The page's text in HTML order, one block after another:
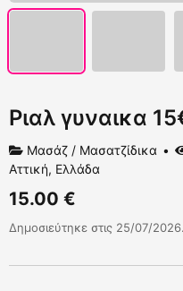
Ριαλ γυναικα
Μασάζ / Μασατζίδικα
Αττική, Ελλάδα
15.00 €
Δημοσιεύτηκε στις 25/07/